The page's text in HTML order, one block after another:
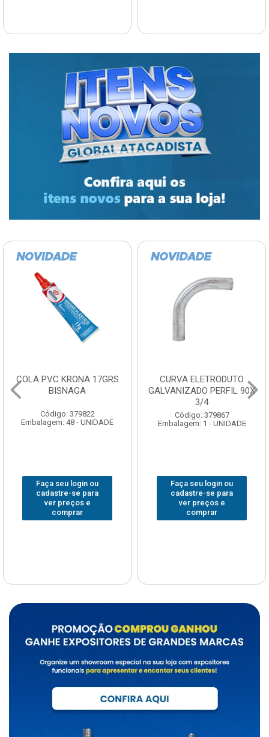
COLA PVC KRONA 17GRS
BISNAGA
Código: 379822
Embalagem: 48 - UNIDADE
Faça seu login ou
cadastre-se para
ver preços e
comprar
CURVA ELETRODUTO
GALVANIZADO PERFIL 90X
3/4
Código: 379867
Embalagem: 1 - UNIDADE
Faça seu login ou
cadastre-se para
ver preços e
comprar